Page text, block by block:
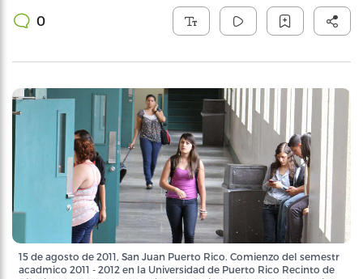
0
15 de agosto de 2011, San Juan Puerto Rico. Comienzo del semestr
acadmico 2011 - 2012 en la Universidad de Puerto Rico Recinto de